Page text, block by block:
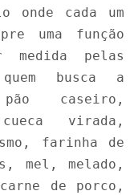
onde cada um
uma função
pelas
busca a
caseiro,
virada,
farinha de
mel, melado,
de porco,